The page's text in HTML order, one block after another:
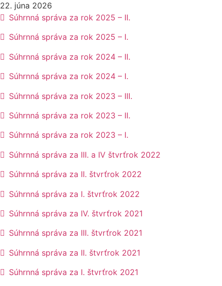
22. júna 2026
Súhrnná správa za rok 2025 – II.
Súhrnná správa za rok 2025 – I.
Súhrnná správa za rok 2024 – II.
Súhrnná správa za rok 2024 – I.
Súhrnná správa za rok 2023 – III.
Súhrnná správa za rok 2023 – II.
Súhrnná správa za rok 2023 – I.
Súhrnná správa za III. a IV štvrťrok 2022
Súhrnná správa za II. štvrťrok 2022
Súhrnná správa za I. štvrťrok 2022
Súhrnná správa za IV. štvrťrok 2021
Súhrnná správa za III. štvrťrok 2021
Súhrnná správa za II. štvrťrok 2021
Súhrnná správa za I. štvrťrok 2021